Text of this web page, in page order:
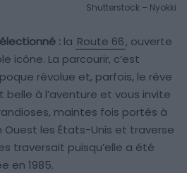
Shutterstock – Nyokki
: la Route 66, ouverte
icône. La parcourir, c’est
révolue et, parfois, le rêve
belle à l’aventure et vous invite
maintes fois portés à
Ouest les États-Unis et traverse
traversait puisqu’elle a été
en 1985.